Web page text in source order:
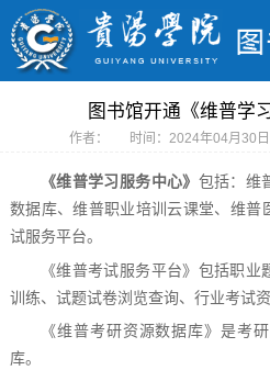
图书馆开通《维普学
作者： 时间：2024年04月30
《维普学习服务中心》 包括：维
数据库、维普职业培训云课堂、维普
试服务平台。
《维普考试服务平台》包括职
训练、试题试卷浏览查询、行业考试资
《维普考研资源数据库》是考
库。